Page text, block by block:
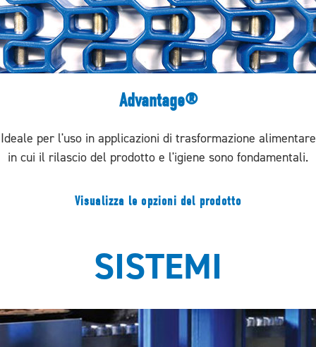
Advantage®
Ideale per l'uso in applicazioni di trasformazione alimentare
in cui il rilascio del prodotto e l'igiene sono fondamentali.
Visualizza le opzioni del prodotto
SISTEMI